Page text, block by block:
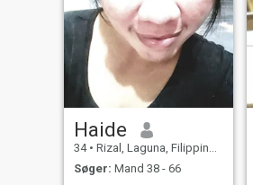
Haide
34 • Rizal, Laguna, Filippinerne
Søger: Mand 38 - 66